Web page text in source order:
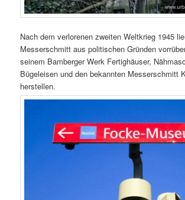
Nach dem verlorenen zweiten Weltkrieg 1945
Messerschmitt aus politischen Gründen
seinem Bamberger Werk Fertighäuser,
Bügeleisen und den bekannten Messerschmitt
herstellen.